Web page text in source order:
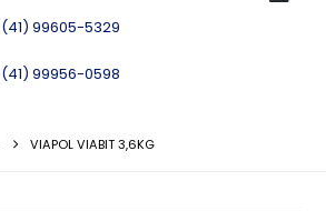
(41) 99605-5329
(41) 99956-0598
VIAPOL VIABIT 3,6KG